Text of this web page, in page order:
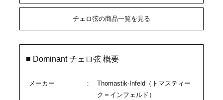
チェロ弦の商品一覧を見る
■ Dominant チェロ弦 概要
メーカー ：
Thomastik-Infeld（トマスティー
ク＝インフェルド）